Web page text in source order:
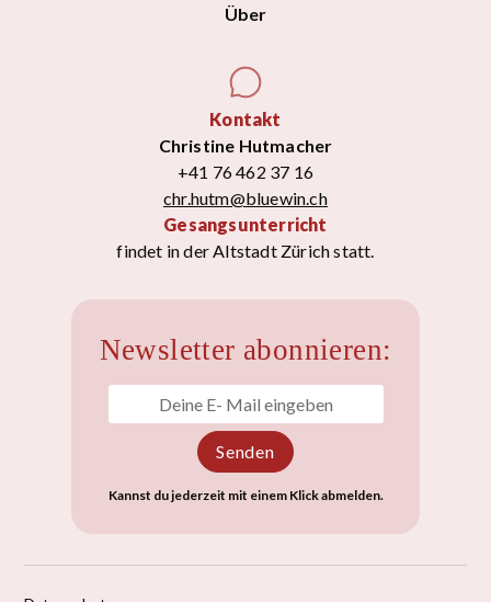
Über
Kontakt
Christine Hutmacher
+41 76 462 37 16
chr.hutm@bluewin.ch
Gesangsunterricht
findet in der Altstadt Zürich statt.
Newsletter abonnieren:
Kannst du jederzeit mit einem Klick abmelden.